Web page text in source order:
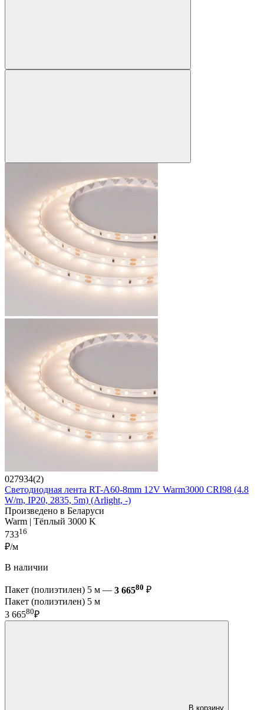
027934(2)
Светодиодная лента RT-A60-8mm 12V Warm3000 CRI98 (4.8
W/m, IP20, 2835, 5m) (Arlight, -)
Произведено в Беларуси
Warm | Тёплый 3000 K
73316
₽/м
В наличии
Пакет (полиэтилен) 5 м — 3 66580 ₽
Пакет (полиэтилен) 5 м
3 66580₽
В корзину